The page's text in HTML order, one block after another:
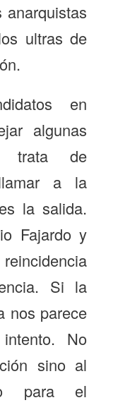
ultras de
en
algunas
trata de
a la
la salida.
Fajardo y
Si la
nos parece
No
sino al
para el